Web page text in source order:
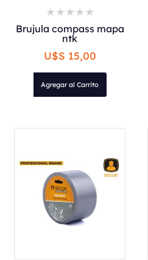
Brujula compass mapa
ntk
U$S 15,00
Agregar al Carrito